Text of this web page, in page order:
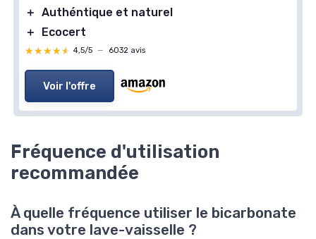
＋ Authéntique et naturel
＋
Ecocert
★★★★★
★★★★★ 4,5/5 — 6032 avis
Voir l'offre
Fréquence d'utilisation
recommandée
À quelle fréquence utiliser le bicarbonate
dans votre lave-vaisselle ?